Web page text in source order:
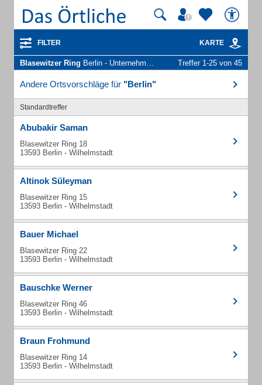
FILTER KARTE
Blasewitzer Ring Berlin - Unternehmen und Personen Treffer 1-25 von 45
Andere Ortsvorschläge für "Berlin"
Standardtreffer
Abubakir Saman
Blasewitzer Ring 18
13593 Berlin - Wilhelmstadt
Altinok Süleyman
Blasewitzer Ring 15
13593 Berlin - Wilhelmstadt
Bauer Michael
Blasewitzer Ring 22
13593 Berlin - Wilhelmstadt
Bauschke Werner
Blasewitzer Ring 46
13593 Berlin - Wilhelmstadt
Braun Frohmund
Blasewitzer Ring 14
13593 Berlin - Wilhelmstadt